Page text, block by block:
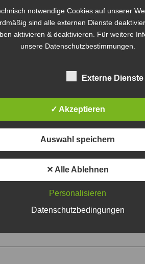
Felder sind mit
notwendige Cookies auf unserer
sind alle externen Dienste
aktivieren & deaktivieren. Für weitere
unsere Datenschutzbestimmungen.
Externe Dienste
✓ Akzeptieren
Auswahl speichern
✕ Alle Ablehnen
Personalisieren
Datenschutzbedingungen